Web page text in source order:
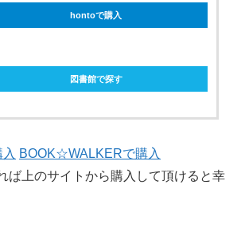
hontoで購入
図書館で探す
BOOK☆WALKERで購入
ば上のサイトから購入して頂けると幸